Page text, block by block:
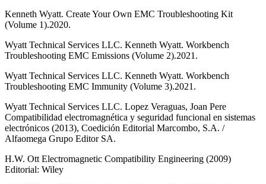
Kenneth Wyatt. Create Your Own EMC Troubleshooting Kit
(Volume 1).2020.
Wyatt Technical Services LLC. Kenneth Wyatt. Workbench
Troubleshooting EMC Emissions (Volume 2).2021.
Wyatt Technical Services LLC. Kenneth Wyatt. Workbench
Troubleshooting EMC Immunity (Volume 3).2021.
Wyatt Technical Services LLC. Lopez Veraguas, Joan Pere
Compatibilidad electromagnética y seguridad funcional en sistemas
electrónicos (2013), Coedición Editorial Marcombo, S.A. /
Alfaomega Grupo Editor SA.
H.W. Ott Electromagnetic Compatibility Engineering (2009)
Editorial: Wiley